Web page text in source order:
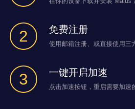
2 免费注册
使用邮箱注册、或直接使用三
3 一键开启加速
点击加速按钮，重启需要加速